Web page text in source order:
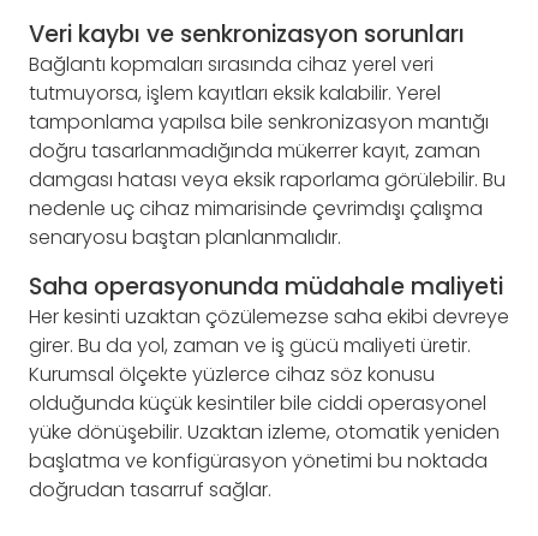
Veri kaybı ve senkronizasyon sorunları
Bağlantı kopmaları sırasında cihaz yerel veri
tutmuyorsa, işlem kayıtları eksik kalabilir. Yerel
tamponlama yapılsa bile senkronizasyon mantığı
doğru tasarlanmadığında mükerrer kayıt, zaman
damgası hatası veya eksik raporlama görülebilir. Bu
nedenle uç cihaz mimarisinde çevrimdışı çalışma
senaryosu baştan planlanmalıdır.
Saha operasyonunda müdahale maliyeti
Her kesinti uzaktan çözülemezse saha ekibi devreye
girer. Bu da yol, zaman ve iş gücü maliyeti üretir.
Kurumsal ölçekte yüzlerce cihaz söz konusu
olduğunda küçük kesintiler bile ciddi operasyonel
yüke dönüşebilir. Uzaktan izleme, otomatik yeniden
başlatma ve konfigürasyon yönetimi bu noktada
doğrudan tasarruf sağlar.